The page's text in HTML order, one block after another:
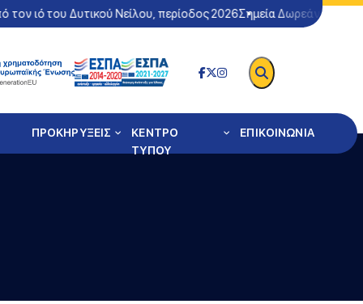
ιό του Δυτικού Νείλου, περίοδος 2026Σημεία Δωρεάν Ελέγχου
ΠΡΟΚΗΡΥΞΕΙΣ
ΚΕΝΤΡΟ
ΤΥΠΟΥ
ΕΠΙΚΟΙΝΩΝΙΑ